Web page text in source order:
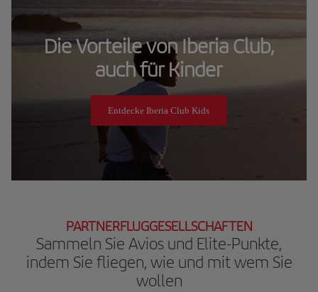
Die Vorteile von Iberia Club,
auch für Kinder
Entdecke Iberia Club Kids
PARTNERFLUGGESELLSCHAFTEN
Sammeln Sie Avios und Elite-Punkte,
indem Sie fliegen, wie und mit wem Sie
wollen